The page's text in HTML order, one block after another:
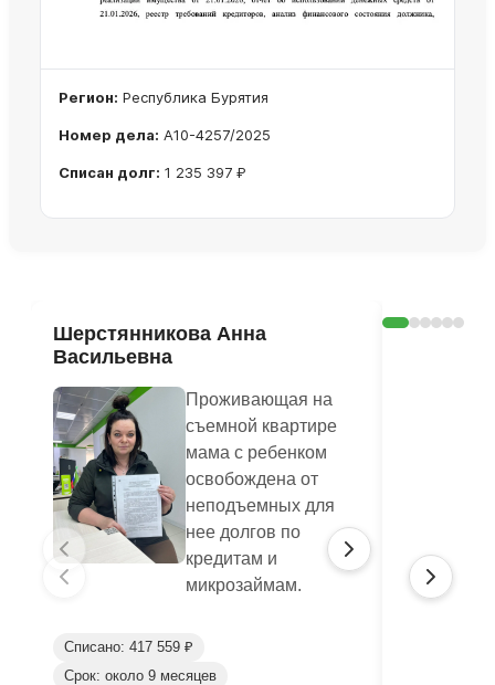
Регион: Республика Бурятия
Номер дела: А10-4257/2025
Списан долг: 1 235 397 ₽
Шерстянникова Анна
Васильевна
Проживающая на
съемной квартире
мама с ребенком
освобождена от
неподъемных для
нее долгов по
кредитам и
микрозаймам.
Списано: 417 559 ₽
Срок: около 9 месяцев